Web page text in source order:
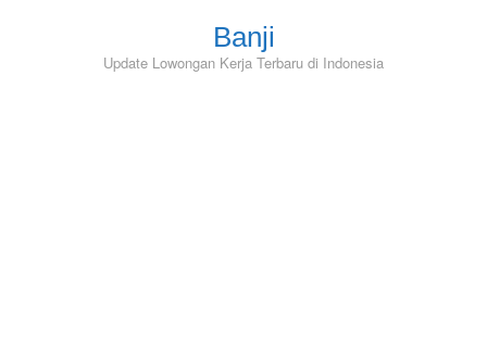
Banji
Update Lowongan Kerja Terbaru di Indonesia